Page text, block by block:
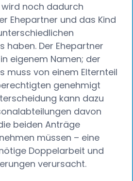
noch dadurch
Ehepartner und das Kind
haben. Der Ehepartner
eigenem Namen; der
muss von einem Elternteil
genehmigt
kann dazu
davon
beiden Anträge
müssen – eine
Doppelarbeit und
verursacht.